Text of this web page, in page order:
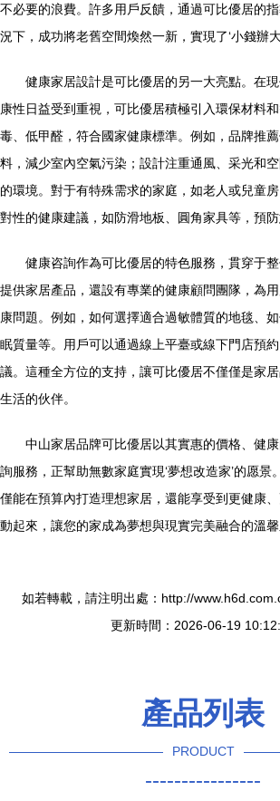
不必要的浪費。許多用戶反饋，通過可比優居的指導
況下，成功將老舊空間煥然一新，實現了‘小錢辦大事
健康家居設計是可比優居的另一大亮點。在現
康性日益受到重視，可比優居積極引入環保材料
毒、低甲醛，符合國家健康標準。例如，品
料，減少室內空氣污染；設計注重通風、采光
的環境。對于有特殊需求的家庭，如老人或兒
對性的健康建議，如防滑地板、圓角家具等，預防意
健康咨詢作為可比優居的特色服務，貫穿于整
提供家居產品，還設有專業的健康顧問團隊，為
康問題。例如，如何選擇適合過敏體質的地毯
眠質量等。用戶可以通過線上平臺或線下門店預約
議。這種全方位的支持，讓可比優居不僅僅是家居
生活的伙伴。
中山家居品牌可比優居以其實惠的價格、健
詢服務，正幫助無數家庭實現‘夢想改造家’的愿景
僅能在預算內打造理想家居，還能享受到更健康
動起來，讓您的家成為夢想與現實完美融合的溫馨
如若轉載，請注明出處：http://
更新時間：2026-06-19
產品列表
PRODUCT
----------------